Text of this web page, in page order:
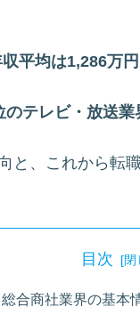
平均は1,286万円
テレビ・放送業
と、これから転
目次
総合商社業界の基本